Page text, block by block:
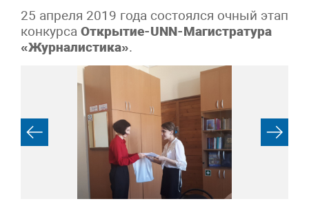
25 апреля 2019 года состоялся очный этап
конкурса Открытие-UNN-Магистратура
«Журналистика».